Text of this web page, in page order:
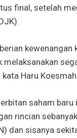
final, setelah
melaksanakan
Haru
saham baru
rincian
dan sisanya